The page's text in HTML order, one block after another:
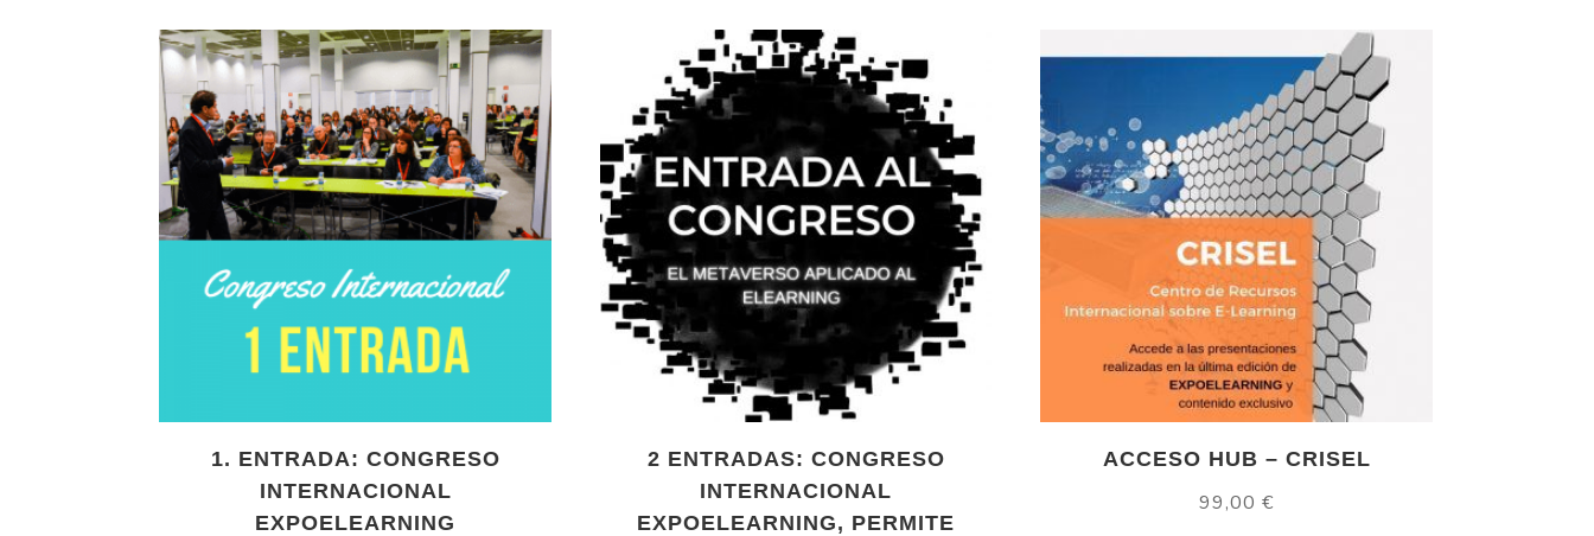
1. ENTRADA: CONGRESO
INTERNACIONAL
EXPOELEARNING
2 ENTRADAS: CONGRESO
INTERNACIONAL
EXPOELEARNING, PERMITE
ACCESO HUB – CRISEL
99,00€